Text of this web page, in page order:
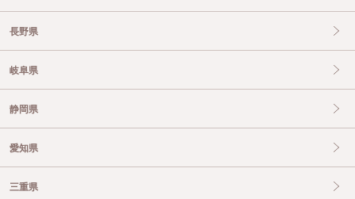
長野県
岐阜県
静岡県
愛知県
三重県